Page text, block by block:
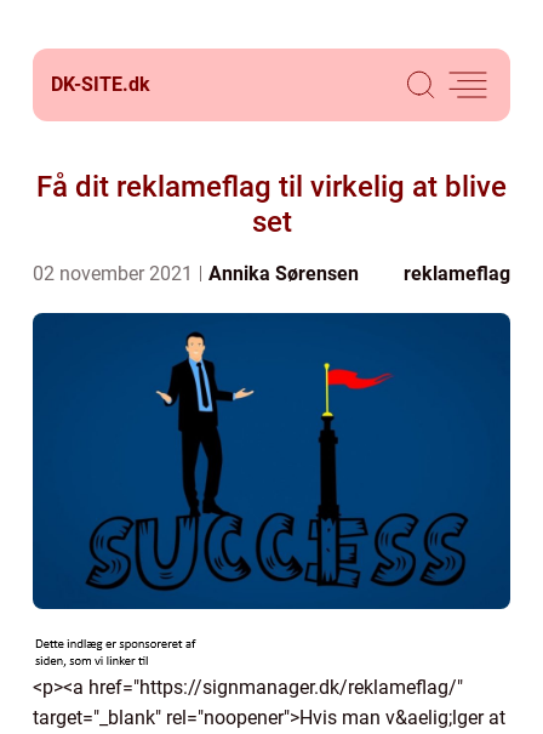
DK-SITE.dk
Få dit reklameflag til virkelig at blive
set
02 november 2021 Annika Sørensen reklameflag
<p><a href="https://signmanager.dk/reklameflag/"
target="_blank" rel="noopener">Hvis man v&aelig;lger at